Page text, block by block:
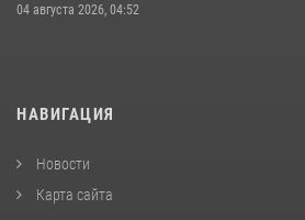
04 августа 2026, 04:52
НАВИГАЦИЯ
Новости
Карта сайта